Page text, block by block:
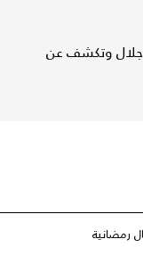
جلال وتكشف عن
رمضانية